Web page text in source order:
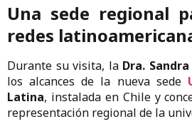
Una sede regional
redes
Durante su visita, la Dra.
los alcances de la nueva sede
Latina, instalada en Chile y
representación regional de la